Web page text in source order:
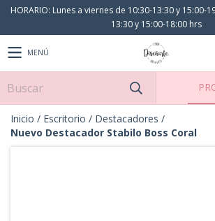
HORARIO: Lunes a viernes de 10:30-13:30 y 15:00-
13:30 y 15:00-18:00 hrs
MENÚ
Inicio / Escritorio / Destacadores /
Nuevo Destacador Stabilo Boss Coral